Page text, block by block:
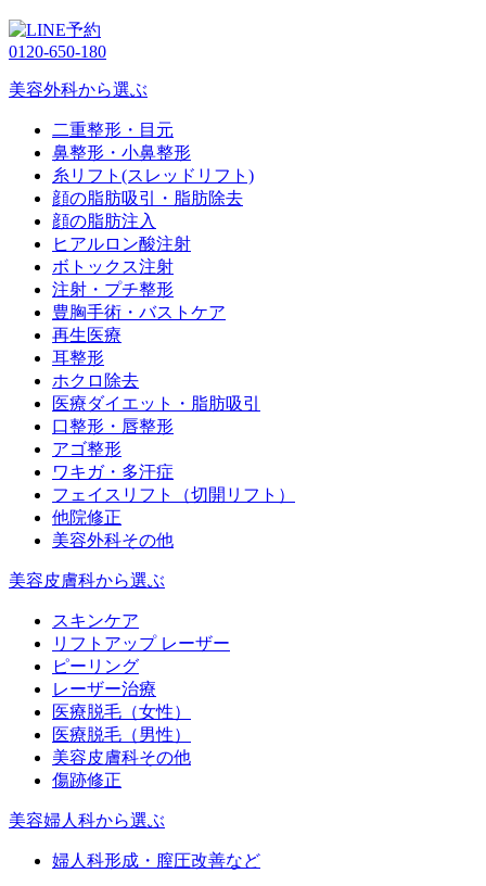
0120-650-180
美容外科から選ぶ
二重整形・目元
鼻整形・小鼻整形
糸リフト(スレッドリフト)
顔の脂肪吸引・脂肪除去
顔の脂肪注入
ヒアルロン酸注射
ボトックス注射
注射・プチ整形
豊胸手術・バストケア
再生医療
耳整形
ホクロ除去
医療ダイエット・脂肪吸引
口整形・唇整形
アゴ整形
ワキガ・多汗症
フェイスリフト（切開リフト）
他院修正
美容外科その他
美容皮膚科から選ぶ
スキンケア
リフトアップ レーザー
ピーリング
レーザー治療
医療脱毛（女性）
医療脱毛（男性）
美容皮膚科その他
傷跡修正
美容婦人科から選ぶ
婦人科形成・膣圧改善など